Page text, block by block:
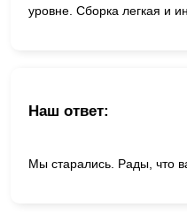
уровне. Сборка легкая и
Наш ответ:
Мы старались. Рады, что